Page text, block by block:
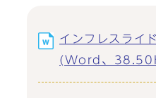
インフレスライ
(Word、